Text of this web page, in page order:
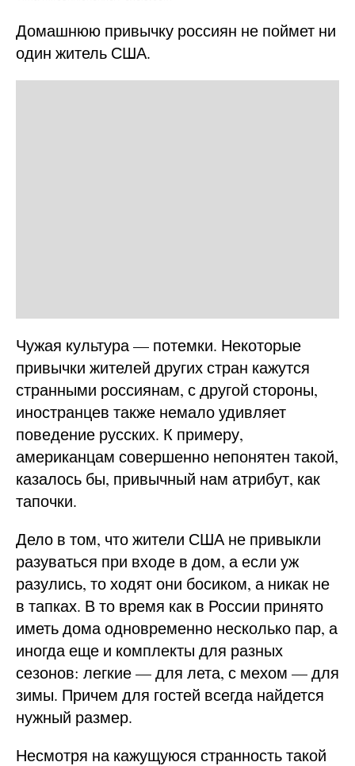
Домашнюю привычку россиян не поймет ни
один житель США.
Чужая культура — потемки. Некоторые
привычки жителей других стран кажутся
странными россиянам, с другой стороны,
иностранцев также немало удивляет
поведение русских. К примеру,
американцам совершенно непонятен такой,
казалось бы, привычный нам атрибут, как
тапочки.
Дело в том, что жители США не привыкли
разуваться при входе в дом, а если уж
разулись, то ходят они босиком, а никак не
в тапках. В то время как в России принято
иметь дома одновременно несколько пар, а
иногда еще и комплекты для разных
сезонов: легкие — для лета, с мехом — для
зимы. Причем для гостей всегда найдется
нужный размер.
Несмотря на кажущуюся странность такой